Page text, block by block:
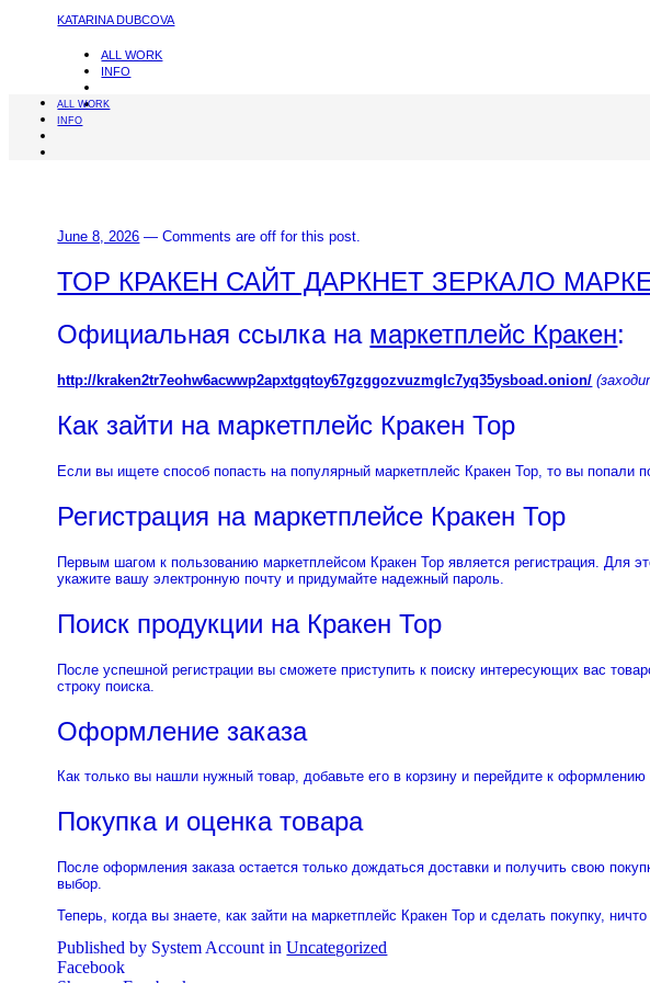
KATARINA DUBCOVA
ALL WORK
INFO
ALL WORK
INFO
June 8, 2026 —Comments are off for this post.
ТОР КРАКЕН САЙТ ДАРКНЕТ ЗЕРКАЛО
Официальная ссылка на маркетплейс Кракен:
http://kraken2tr7eohw6acwwp2apxtgqtoy67gzggozvuzmglc7yq35ysboad.onion/
Как зайти на маркетплейс Кракен Тор
Если вы ищете способ попасть на популярный маркетплейс Кракен Тор, то вы попали
Регистрация на маркетплейсе Кракен Тор
Первым шагом к пользованию маркетплейсом Кракен Тор является регистрация. Для
укажите вашу электронную почту и придумайте надежный пароль.
Поиск продукции на Кракен Тор
После успешной регистрации вы сможете приступить к поиску интересующих вас
строку поиска.
Оформление заказа
Как только вы нашли нужный товар, добавьте его в корзину и перейдите к
Покупка и оценка товара
После оформления заказа остается только дождаться доставки и получить свою
выбор.
Теперь, когда вы знаете, как зайти на маркетплейс Кракен Тор и сделать покупку,
Published by System Account in Uncategorized
Facebook